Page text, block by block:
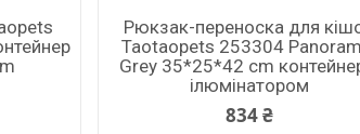
Рюкзак-переноска для
Taotaopets 253304
Grey 35*25*42 cm
ілюмінатором
834 ₴